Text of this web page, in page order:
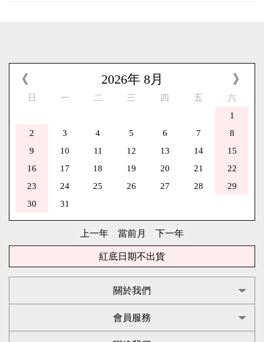
《 》
2026年 8月
日 一 二 三 四 五
六
1
2
3 4 5 6 7
8
9
10 11 12 13 14
15
16
17 18 19 20 21
22
23
24 25 26 27 28
29
30
31
紅底日期不出貨
關於我們
會員服務